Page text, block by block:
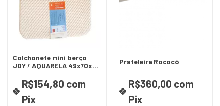
Colchonete mini berço
JOY / AQUARELA 49x70x5
R$154,80 com
Pix
Prateleira Rococó
R$360,00 com
Pix